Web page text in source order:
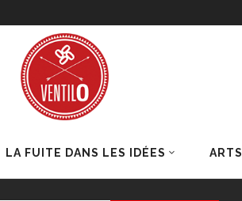
LA FUITE DANS LES IDÉES ARTS